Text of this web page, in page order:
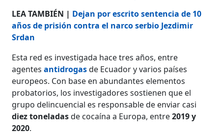
LEA TAMBIÉN | Dejan por escrito sentencia de 10
años de prisión contra el narco serbio Jezdimir
Srdan
Esta red es investigada hace tres años, entre
agentesantidrogasde Ecuador y varios países
europeos. Con base en abundantes elementos
probatorios, los investigadores sostienen que el
grupo delincuencial es responsable de enviar casi
diez toneladasde cocaína a Europa, entre2019 y
2020.